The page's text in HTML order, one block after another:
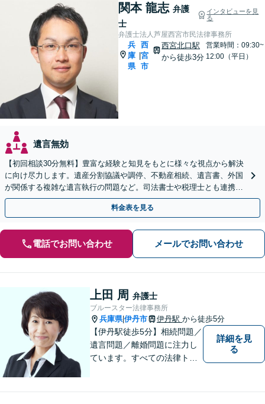
関本 龍志 弁護
士
インタビューを見
る
弁護士法人芦屋西宮市民法律事務所
兵
庫
県
|
西
宮
市
西宮北口駅
から徒歩3分
営業時間：09:30~
12:00（平日）
遺言無効
【初回相談30分無料】豊富な経験と知見をもとに様々な視点から解決
に向け尽力します。遺産分割協議や調停、不動産相続、遺言書、外国
が関係する複雑な遺言執行の問題など。司法書士や税理士とも連携
し、円滑な解決を【西宮北口駅3分】【オンライン面談可】
料金表を見る
電話でお問い合わせ メールでお問い合わせ
上田 周 弁護士
ブルースター法律事務所
兵庫県|伊丹市 伊丹駅 から徒歩5分
【伊丹駅徒歩5分】相続問題／
遺言問題／離婚問題に注力し
ています。すべての法律トラ
詳細を見
る